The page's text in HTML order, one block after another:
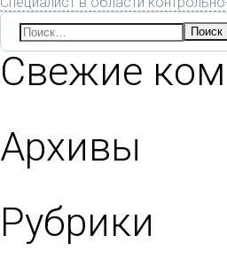
Найти:
Свежие
Архивы
Рубрики